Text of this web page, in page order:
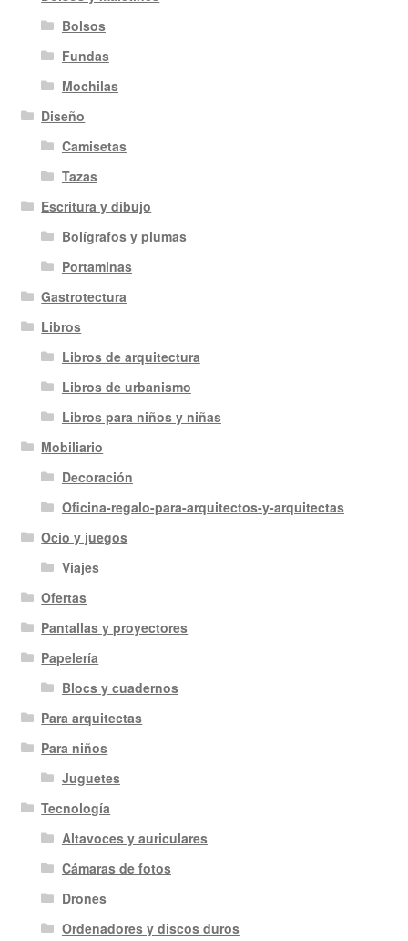
Bolsos
Fundas
Mochilas
Diseño
Camisetas
Tazas
Escritura y dibujo
Bolígrafos y plumas
Portaminas
Gastrotectura
Libros
Libros de arquitectura
Libros de urbanismo
Libros para niños y niñas
Mobiliario
Decoración
Oficina-regalo-para-arquitectos-y-arquitectas
Ocio y juegos
Viajes
Ofertas
Pantallas y proyectores
Papelería
Blocs y cuadernos
Para arquitectas
Para niños
Juguetes
Tecnología
Altavoces y auriculares
Cámaras de fotos
Drones
Ordenadores y discos duros